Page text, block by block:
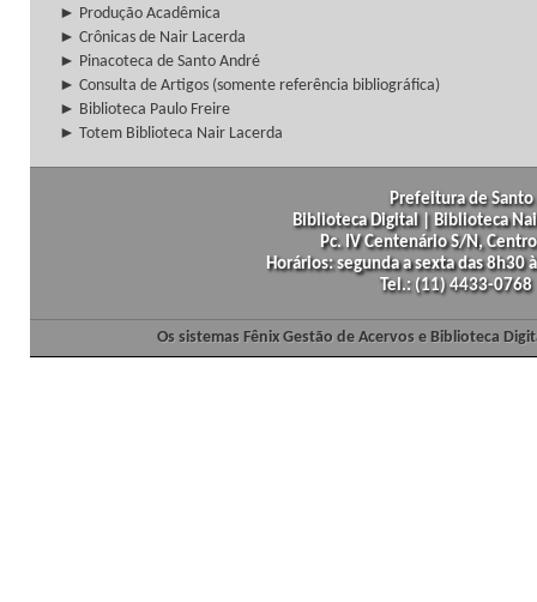
► Produção Acadêmica
► Crônicas de Nair Lacerda
► Pinacoteca de Santo André
► Consulta de Artigos (somente referência bibliográfica)
► Biblioteca Paulo Freire
► Totem Biblioteca Nair Lacerda
Prefeitura de
Biblioteca Digital | Biblioteca
Pc. IV Centenário S/N,
Horários: segunda a sexta das
Tel.: (11) 4433-
Os sistemas Fênix Gestão de Acervos e Biblioteca